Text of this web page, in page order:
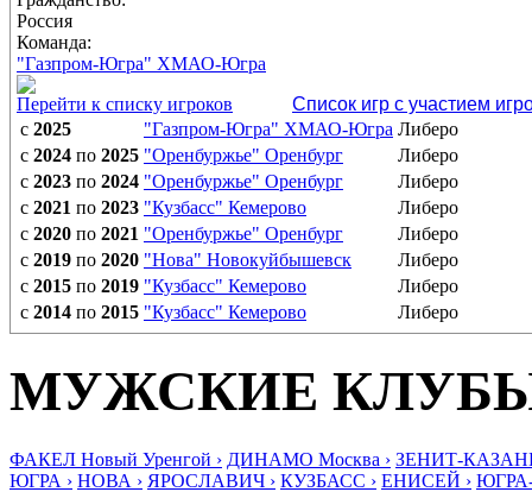
Россия
Команда:
"Газпром-Югра" ХМАО-Югра
Перейти к списку игроков
Список игр с участием
с 2025 "Газпром-Югра" ХМАО-Югра Либеро
с 2024 по 2025 "Оренбуржье" Оренбург
Либеро
с 2023 по 2024 "Оренбуржье" Оренбург
Либеро
с 2021 по 2023 "Кузбасс" Кемерово
Либеро
с 2020 по 2021 "Оренбуржье" Оренбург
Либеро
с 2019 по 2020 "Нова" Новокуйбышевск
Либеро
с 2015 по 2019 "Кузбасс" Кемерово
Либеро
с 2014 по 2015 "Кузбасс" Кемерово Либеро
МУЖСКИЕ
ФАКЕЛ Новый Уренгой › ДИНАМО Москва › ЗЕНИТ-
ЮГРА › НОВА › ЯРОСЛАВИЧ › КУЗБАСС › ЕНИСЕЙ ›